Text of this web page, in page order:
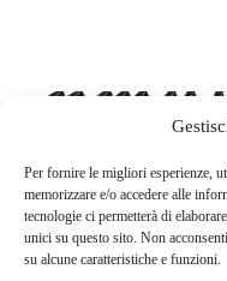
Per fornire le migliori esperienze,
memorizzare e/o accedere alle
tecnologie ci permetterà di
unici su questo sito. Non
su alcune caratteristiche e funzioni.